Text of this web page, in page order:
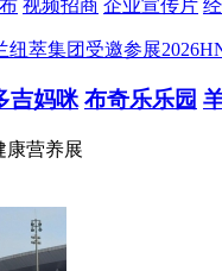
视频招商 企业宣传片
纽萃集团受邀参展
吉妈咪 布奇乐乐园
康营养展